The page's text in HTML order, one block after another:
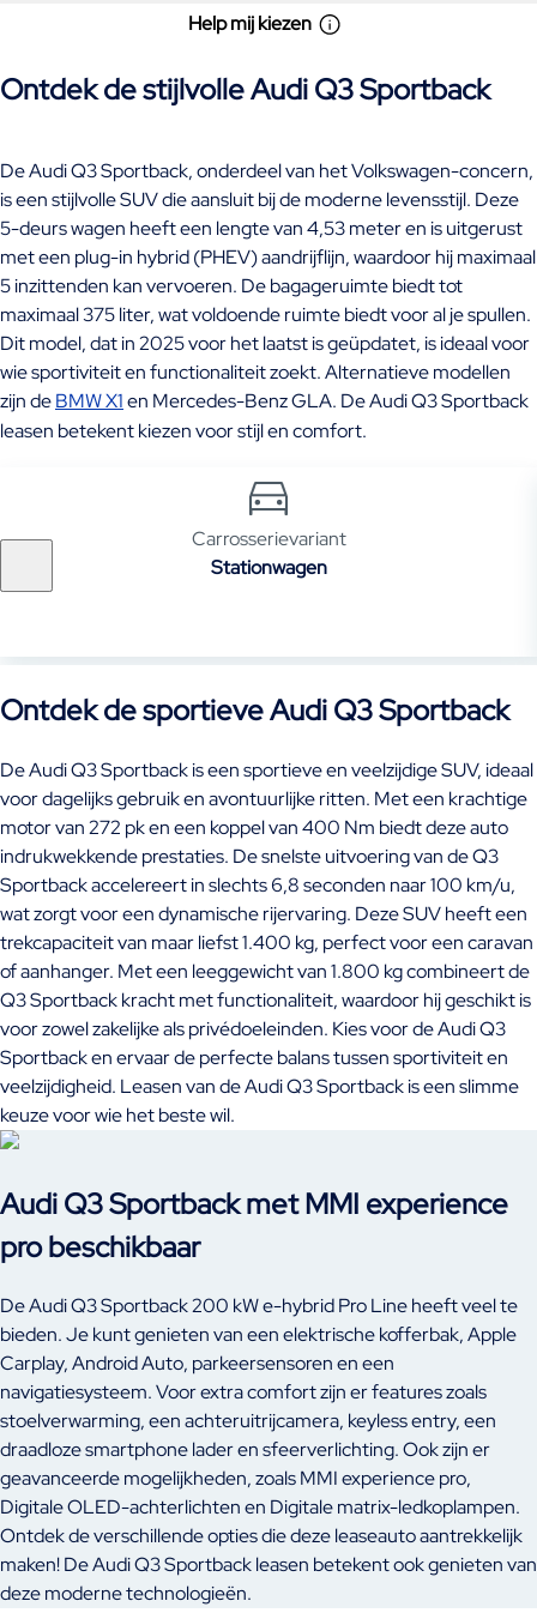
Help mij kiezen
Ontdek de stijlvolle Audi Q3 Sportback
De Audi Q3 Sportback, onderdeel van het Volkswagen-concern,
is een stijlvolle SUV die aansluit bij de moderne levensstijl. Deze
5-deurs wagen heeft een lengte van 4,53 meter en is uitgerust
met een plug-in hybrid (PHEV) aandrijflijn, waardoor hij maximaal
5 inzittenden kan vervoeren. De bagageruimte biedt tot
maximaal 375 liter, wat voldoende ruimte biedt voor al je spullen.
Dit model, dat in 2025 voor het laatst is geüpdatet, is ideaal voor
wie sportiviteit en functionaliteit zoekt. Alternatieve modellen
zijn deBMW X1en Mercedes-Benz GLA. De Audi Q3 Sportback
leasen betekent kiezen voor stijl en comfort.
Carrosserievariant
Stationwagen
Ontdek de sportieve Audi Q3 Sportback
De Audi Q3 Sportback is een sportieve en veelzijdige SUV, ideaal
voor dagelijks gebruik en avontuurlijke ritten. Met een krachtige
motor van 272 pk en een koppel van 400 Nm biedt deze auto
indrukwekkende prestaties. De snelste uitvoering van de Q3
Sportback accelereert in slechts 6,8 seconden naar 100 km/u,
wat zorgt voor een dynamische rijervaring. Deze SUV heeft een
trekcapaciteit van maar liefst 1.400 kg, perfect voor een caravan
of aanhanger. Met een leeggewicht van 1.800 kg combineert de
Q3 Sportback kracht met functionaliteit, waardoor hij geschikt is
voor zowel zakelijke als privédoeleinden. Kies voor de Audi Q3
Sportback en ervaar de perfecte balans tussen sportiviteit en
veelzijdigheid. Leasen van de Audi Q3 Sportback is een slimme
keuze voor wie het beste wil.
Audi Q3 Sportback met MMI experience
pro beschikbaar
De Audi Q3 Sportback 200 kW e-hybrid Pro Line heeft veel te
bieden. Je kunt genieten van een elektrische kofferbak, Apple
Carplay, Android Auto, parkeersensoren en een
navigatiesysteem. Voor extra comfort zijn er features zoals
stoelverwarming, een achteruitrijcamera, keyless entry, een
draadloze smartphone lader en sfeerverlichting. Ook zijn er
geavanceerde mogelijkheden, zoals MMI experience pro,
Digitale OLED-achterlichten en Digitale matrix-ledkoplampen.
Ontdek de verschillende opties die deze leaseauto aantrekkelijk
maken! De Audi Q3 Sportback leasen betekent ook genieten van
deze moderne technologieën.